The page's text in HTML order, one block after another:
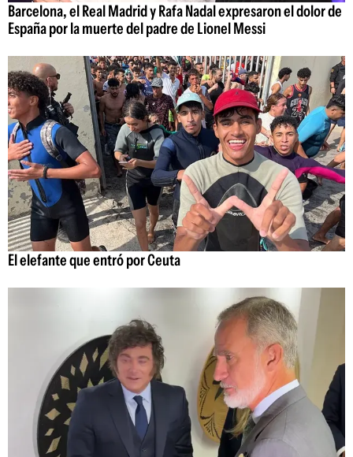
Barcelona, el Real Madrid y Rafa Nadal expresaron el dolor de
España por la muerte del padre de Lionel Messi
El elefante que entró por Ceuta